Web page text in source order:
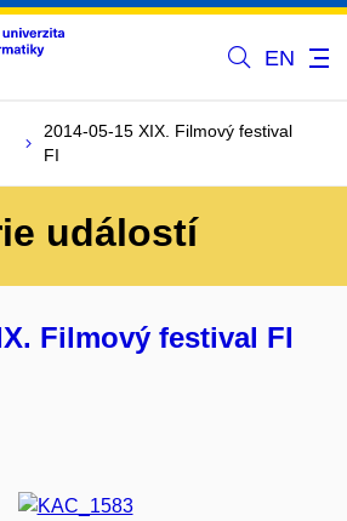
EN
2014-05-15 XIX. Filmový festival
FI
událostí
Filmový festival FI